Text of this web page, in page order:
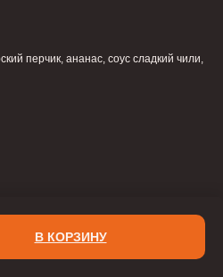
В КОРЗИНУ
перчик, ананас, соус сладкий чили,